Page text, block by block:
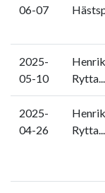
06-07
2025-
05-10
Rytta...
2025-
04-26
Rytta...